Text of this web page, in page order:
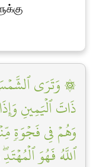
۞ وَتَرَى
ذَاتَ ٱلۡيَمِينِ
وَهُمۡ فِي فَجۡوَةٖ
ٱللَّهُ فَهُوَ